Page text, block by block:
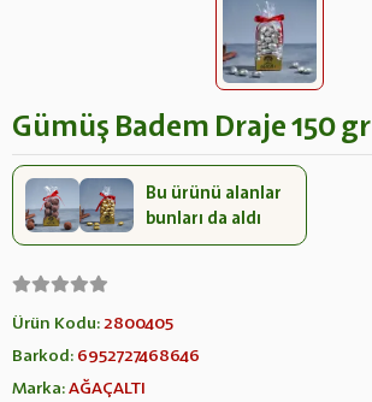
Gümüş Badem Draje 150 gr
Bu ürünü alanlar
bunları da aldı
Ürün Kodu:2800405
Barkod: 6952727468646
Marka:AĞAÇALTI